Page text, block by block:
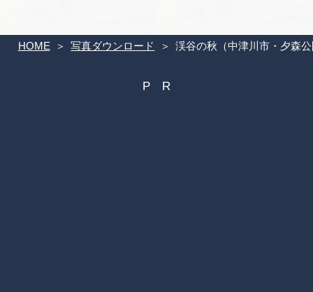
HOME 写真ダウンロード 渓谷の秋（中津川市・夕森